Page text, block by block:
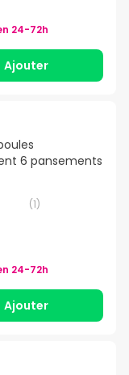
24-72h
Ajouter
6 pansements
(1)
24-72h
Ajouter